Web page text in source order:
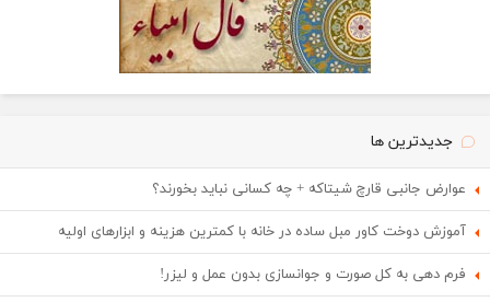
جدیدترین ها
عوارض جانبی قارچ شیتاکه + چه کسانی نباید بخورند؟
آموزش دوخت کاور مبل ساده در خانه با کمترین هزینه و ابزارهای اولیه
فرم دهی به کل صورت و جوانسازی بدون عمل و لیزر!